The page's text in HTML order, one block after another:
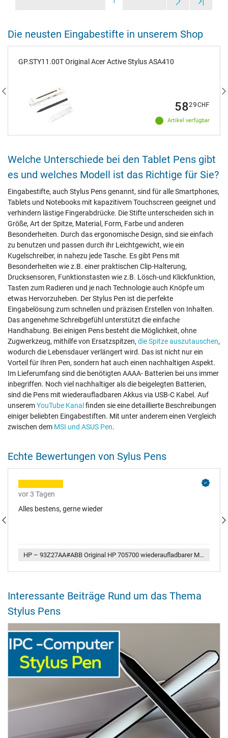
Die neusten Eingabestifte in unserem Shop
GP.STY11.00T Original Acer Active Stylus ASA410
Artikel verfügbar
5829CHF
Welche Unterschiede bei den Tablet Pens gibt
es und welches Modell ist das Richtige für Sie?
Eingabestifte, auch Stylus Pens genannt, sind für alle Smartphones,
Tablets und Notebooks mit kapazitivem Touchscreen geeignet und
verhindern lästige Fingerabdrücke. Die Stifte unterscheiden sich in
Größe, Art der Spitze, Material, Form, Farbe und anderen
Besonderheiten. Durch das ergonomische Design, sind sie einfach
zu benutzen und passen durch ihr Leichtgewicht, wie ein
Kugelschreiber, in nahezu jede Tasche. Es gibt Pens mit
Besonderheiten wie z.B. einer praktischen Clip-Halterung,
Drucksensoren, Funktionstasten wie z.B. Lösch-und Klickfunktion,
Tasten zum Radieren und je nach Technologie auch Knöpfe um
etwas Hervorzuheben. Der Stylus Pen ist die perfekte
Eingabelösung zum schnellen und präzisen Erstellen von Inhalten.
Das angenehme Schreibgefühl unterstützt die einfache
Handhabung. Bei einigen Pens besteht die Möglichkeit, ohne
Zugwerkzeug, mithilfe von Ersatzspitzen, die Spitze auszutauschen,
wodurch die Lebensdauer verlängert wird. Das ist nicht nur ein
Vorteil für Ihren Pen, sondern hat auch einen nachhaltigen Aspekt.
Im Lieferumfang sind die benötigten AAAA- Batterien bei uns immer
inbegriffen. Noch viel nachhaltiger als die beigelegten Batterien,
sind die Pens mit wiederaufladbaren Akkus via USB-C Kabel. Auf
unseremYouTube Kanal finden sie eine detaillierte Beschreibungen
einiger beliebten Eingabestiften. Mit unter anderem einen Vergleich
zwischen dem MSI und ASUS Pen.
Echte Bewertungen von Sylus Pens
vor 3 Tagen
Alles bestens, gerne wieder
HP – 93Z27AA#ABB Original HP 705700 wiederaufladbarer Multi Pen
Interessante Beiträge Rund um das Thema
Stylus Pens